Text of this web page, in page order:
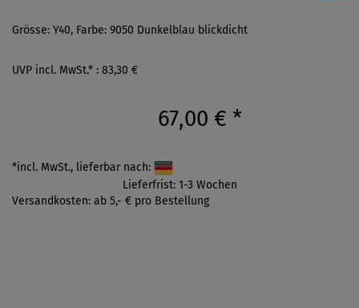
Grösse: Y40, Farbe: 9050 Dunkelblau blickdicht
UVP incl. MwSt.* : 83,30 €
67,00 € *
*incl. MwSt., lieferbar nach:
Lieferfrist: 1-3 Wochen
Versandkosten: ab 5,- € pro Bestellung